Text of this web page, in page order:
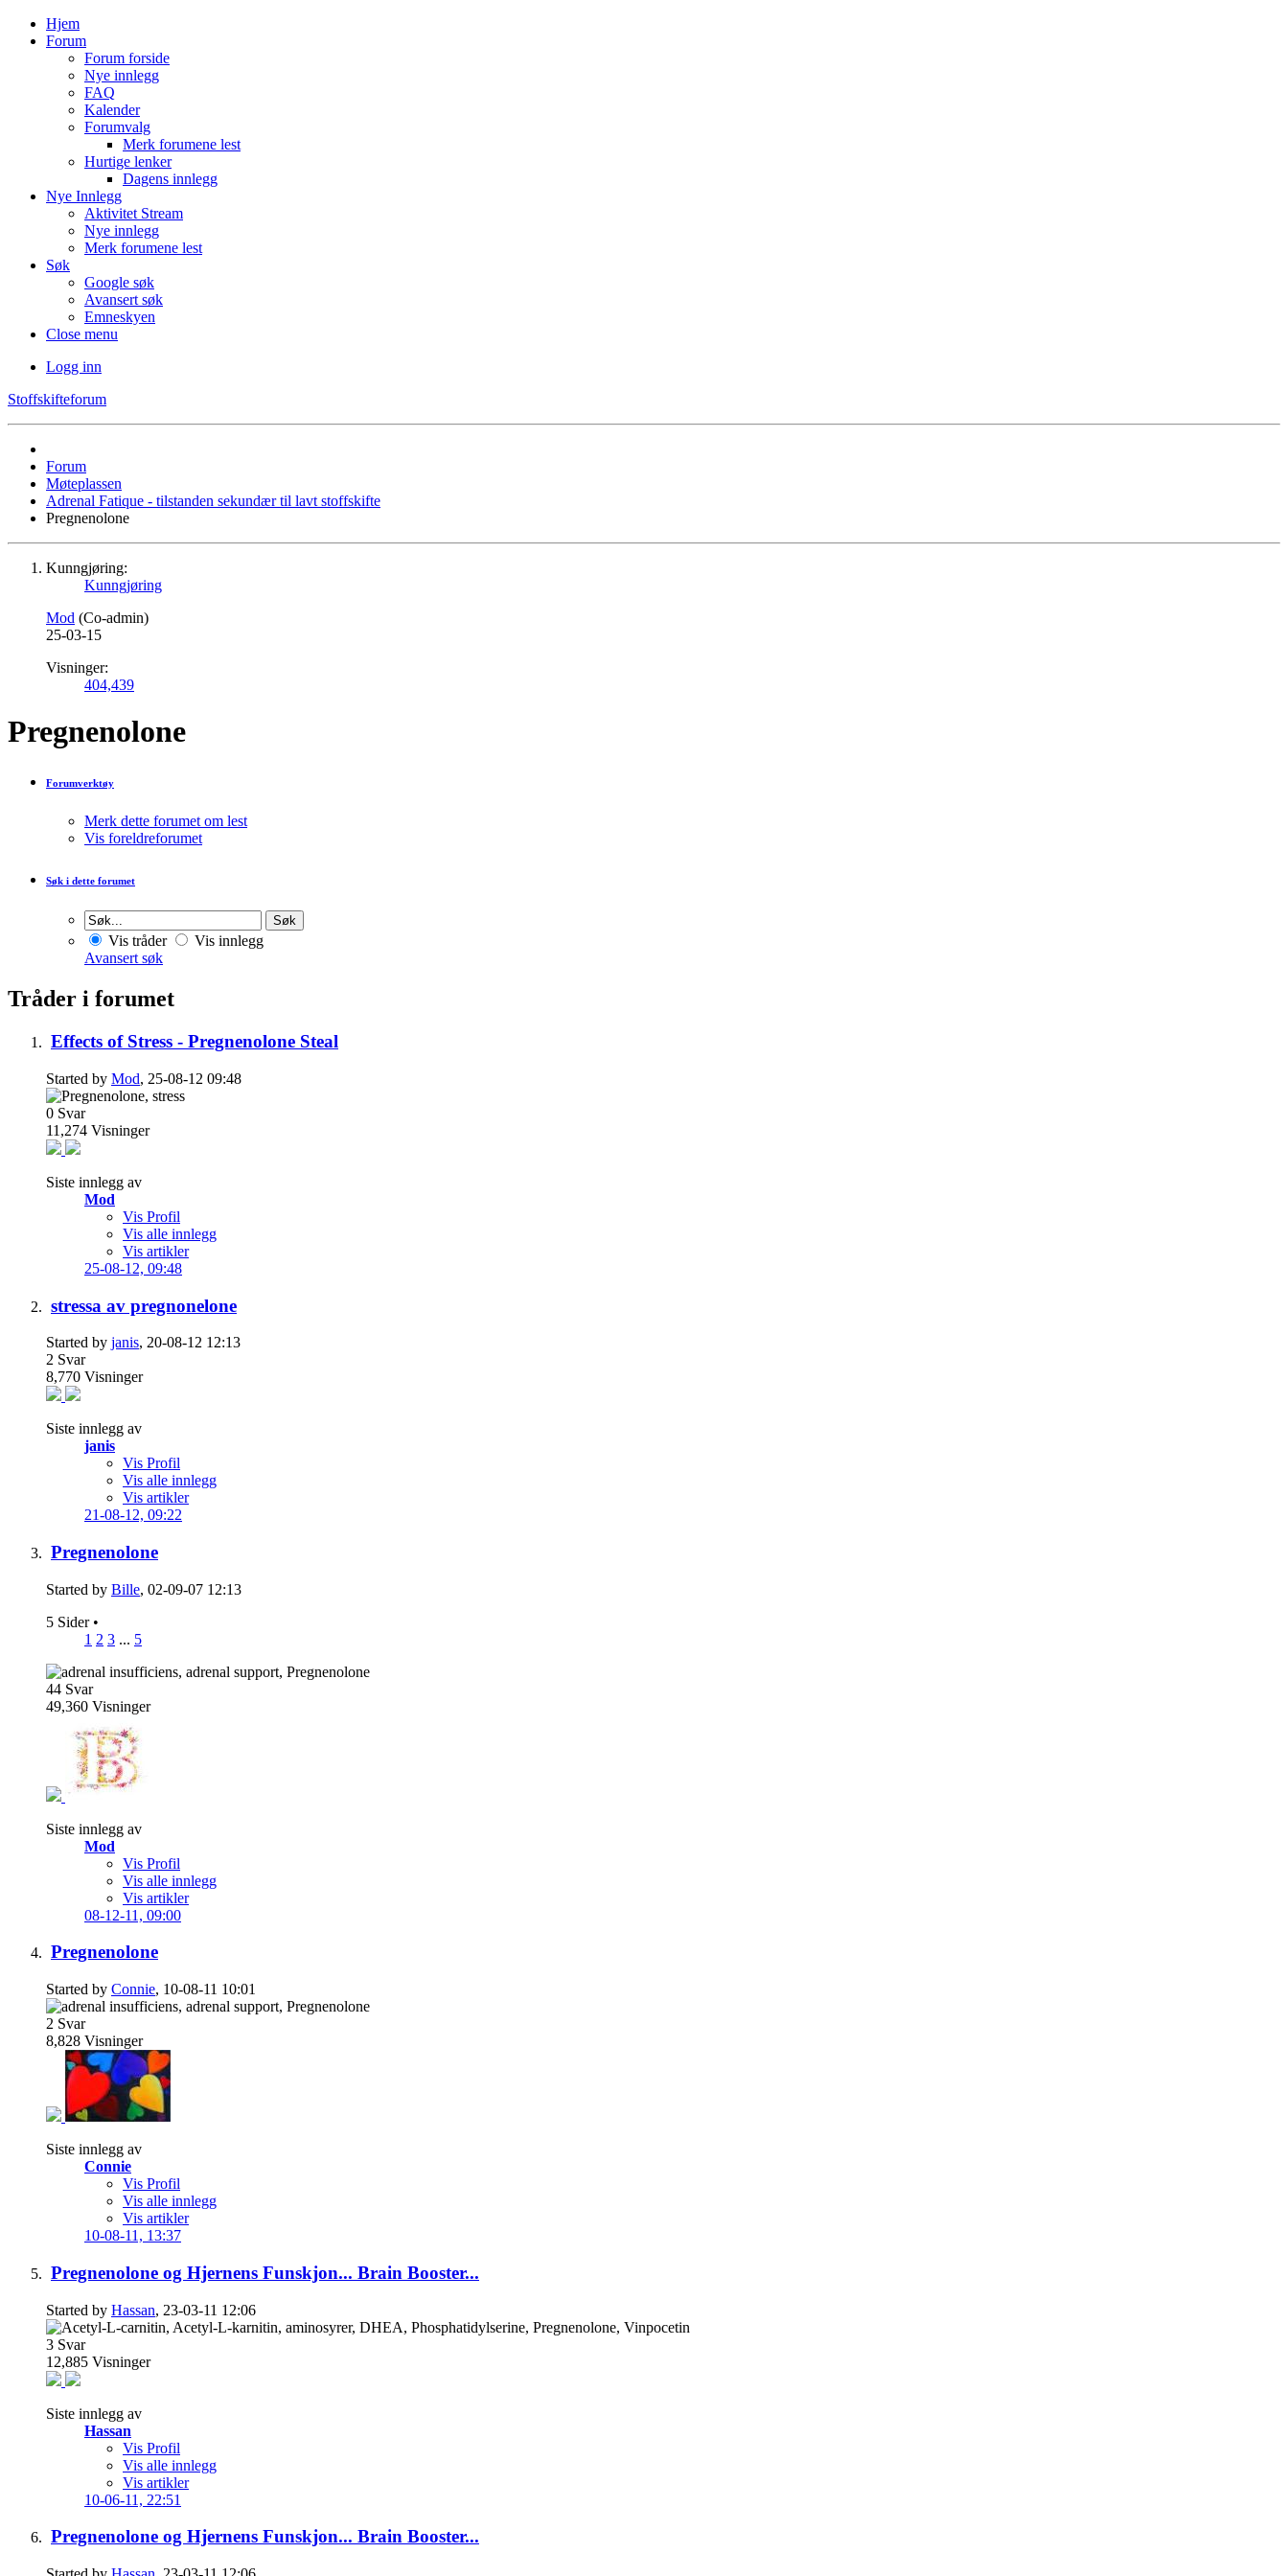
Hjem
Forum
Forum forside
Nye innlegg
FAQ
Kalender
Forumvalg
Merk forumene lest
Hurtige lenker
Dagens innlegg
Nye Innlegg
Aktivitet Stream
Nye innlegg
Merk forumene lest
Søk
Google søk
Avansert søk
Emneskyen
Close menu
Logg inn
Stoffskifteforum
Forum
Møteplassen
Adrenal Fatique - tilstanden sekundær til lavt stoffskifte
Pregnenolone
Kunngjøring:
Kunngjøring
Mod (Co-admin)
25-03-15
Visninger:
404,439
Pregnenolone
Forumverktøy
Merk dette forumet om lest
Vis foreldreforumet
Søk i dette forumet
Vis tråder
Vis innlegg
Avansert søk
Tråder i forumet
Effects of Stress - Pregnenolone Steal
Started by Mod, 25-08-12 09:48
0 Svar
11,274 Visninger
Siste innlegg av
Mod
Vis Profil
Vis alle innlegg
Vis artikler
25-08-12, 09:48
stressa av pregnonelone
Started by janis, 20-08-12 12:13
2 Svar
8,770 Visninger
Siste innlegg av
janis
Vis Profil
Vis alle innlegg
Vis artikler
21-08-12, 09:22
Pregnenolone
Started by Bille, 02-09-07 12:13
5 Sider •
1 2 3 ... 5
44 Svar
49,360 Visninger
Siste innlegg av
Mod
Vis Profil
Vis alle innlegg
Vis artikler
08-12-11, 09:00
Pregnenolone
Started by Connie, 10-08-11 10:01
2 Svar
8,828 Visninger
Siste innlegg av
Connie
Vis Profil
Vis alle innlegg
Vis artikler
10-08-11, 13:37
Pregnenolone og Hjernens Funskjon... Brain Booster...
Started by Hassan, 23-03-11 12:06
3 Svar
12,885 Visninger
Siste innlegg av
Hassan
Vis Profil
Vis alle innlegg
Vis artikler
10-06-11, 22:51
Pregnenolone og Hjernens Funskjon... Brain Booster...